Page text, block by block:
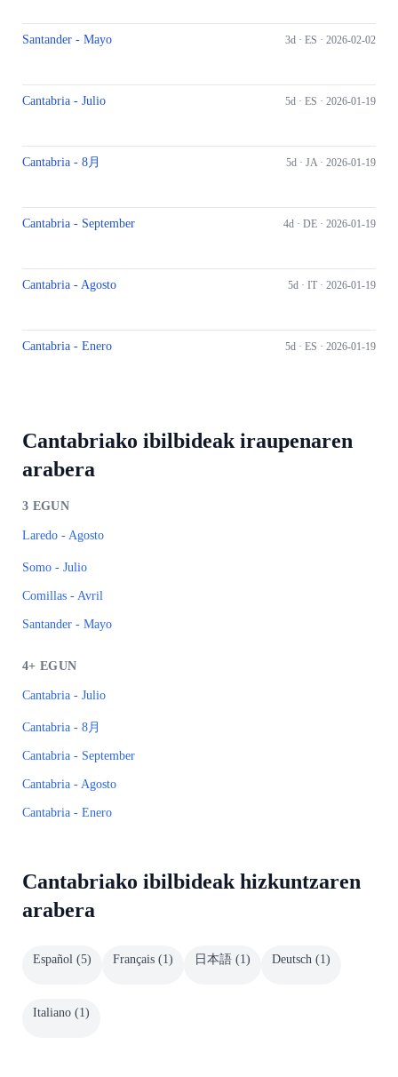
Santander - Mayo 3d · ES · 2026-02-02
Cantabria - Julio 5d · ES · 2026-01-19
Cantabria - 8月 5d · JA· 2026-01-19
Cantabria - September 4d · DE · 2026-01-19
Cantabria - Agosto 5d · IT · 2026-01-19
Cantabria - Enero 5d · ES · 2026-01-19
Cantabriako ibilbideak iraupenaren
arabera
3 EGUN
Laredo - Agosto
Somo - Julio
Comillas - Avril
Santander - Mayo
4+ EGUN
Cantabria - Julio
Cantabria - 8月
Cantabria - September
Cantabria - Agosto
Cantabria - Enero
Cantabriako ibilbideak hizkuntzaren
arabera
Español (5) Français (1) 日本語 (1) Deutsch (1)
Italiano (1)